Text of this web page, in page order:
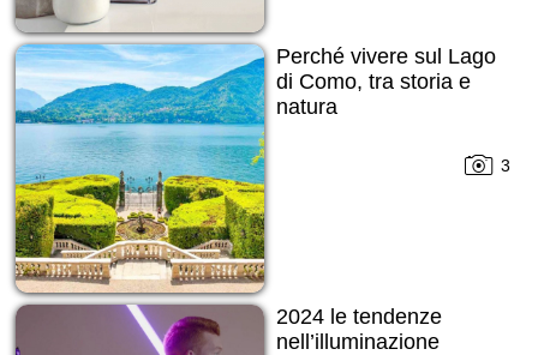
Perché vivere sul Lago
di Como, tra storia e
natura
3
2024 le tendenze
nell’illuminazione